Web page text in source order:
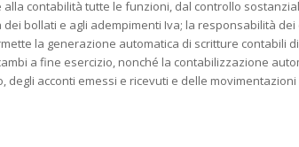
contabilità tutte le funzioni, dal controllo
bollati e agli adempimenti Iva; la responsabilità
la generazione automatica di scritture contabili
a fine esercizio, nonché la contabilizzazione
acconti emessi e ricevuti e delle